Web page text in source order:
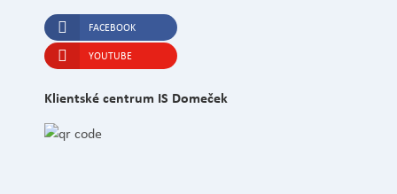
FACEBOOK
YOUTUBE
Klientské centrum IS Domeček